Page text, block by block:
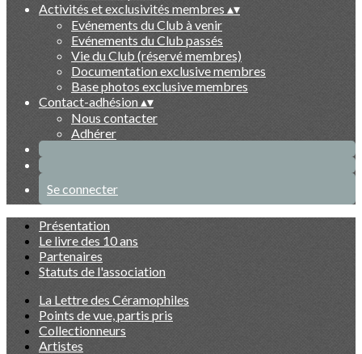
Activités et exclusivités membres ▴▾
Evénements du Club à venir
Evénements du Club passés
Vie du Club (réservé membres)
Documentation exclusive membres
Base photos exclusive membres
Contact-adhésion▴▾
Nous contacter
Adhérer
Se connecter
Présentation
Le livre des 10 ans
Partenaires
Statuts de l'association
La Lettre des Céramophiles
Points de vue, partis pris
Collectionneurs
Artistes